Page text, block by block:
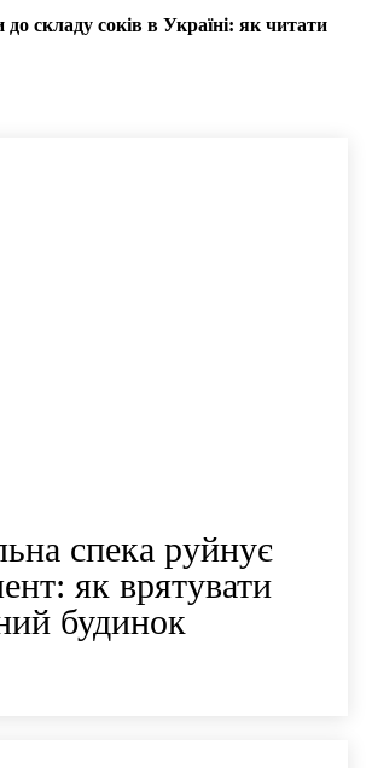
складу соків в Україні: як читати
спека руйнує
як врятувати
будинок